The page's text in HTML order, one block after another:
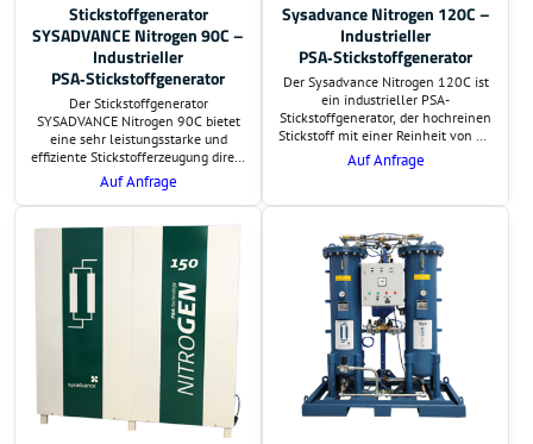
Stickstoffgenerator
SYSADVANCE Nitrogen 90C –
Industrieller
PSA‑Stickstoffgenerator
Der Stickstoffgenerator
SYSADVANCE Nitrogen 90C bietet
eine sehr leistungsstarke und
effiziente Stickstofferzeugung direkt
am Einsatzort. Auf Wunsch
übernehmen wir die Lieferung und
schlüsselfertige Montage. Preis und
Lieferzeit sind auf Anfrage.
Zusätzlich erstellen wir eine
Berechnung der
Investitionsrentabilität.
Auf Anfrage
Sysadvance Nitrogen 120C –
Industrieller
PSA‑Stickstoffgenerator
Der Sysadvance Nitrogen 120C ist
ein industrieller PSA-
Stickstoffgenerator, der hochreinen
Stickstoff mit einer Reinheit von 95
% bis 99,999 % erzeugt. Mit einer
Leistung von bis zu 60,27 m³/h und
bar eignet er sich ideal für
Prozesse.
Auf Anfrage